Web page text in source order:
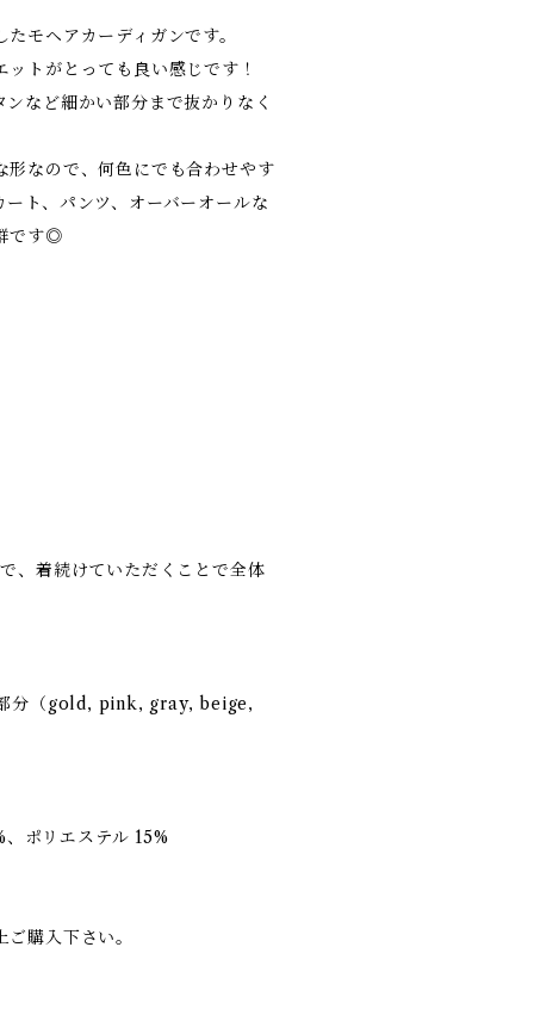
モヘアカーディガンです。
トがとっても良い感じです！
など細かい部分まで抜かりなく
形なので、何色にでも合わせやす
ト、パンツ、オーバーオールな
です◎
、着続けていただくことで全体
分（gold, pink, gray, beige,
ポリエステル 15%
購入下さい。